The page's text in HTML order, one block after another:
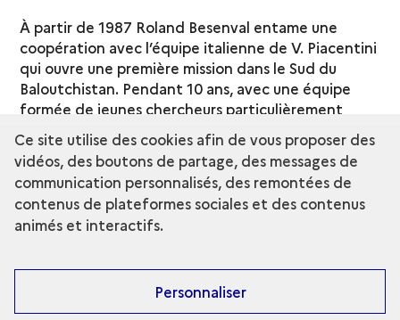
À partir de 1987 Roland Besenval entame une
coopération avec l’équipe italienne de V. Piacentini
qui ouvre une première mission dans le Sud du
Baloutchistan. Pendant 10 ans, avec une équipe
formée de jeunes chercheurs particulièrement
motivés, il explorera cette région encore mal
connue qu’est le Makran. De la Préhistoire à
l’époque islamique il arrive ainsi à écrire l’histoire
environnementale et culturelle d’un espace
géographique où les influences venues, d’Iran,
d’Afghanistan et du Pakistan, se succèdent, se
Pour autant l’intérêt de Roland Besenval pour
l’Afghanistan ne faiblit pas, entretenant des
Ce site utilise des cookies afin de vous proposer des
vidéos, des boutons de partage, des messages de
communication personnalisés, des remontées de
contenus de plateformes sociales et des contenus
animés et interactifs.
Personnaliser